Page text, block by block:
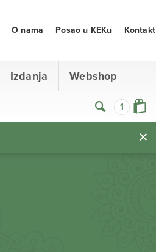
1
Izdanja Webshop
O nama Posao u KEKu Kontakt